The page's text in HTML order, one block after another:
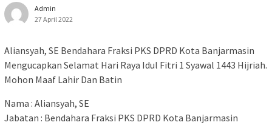
Admin
27 April 2022
Aliansyah, SE Bendahara Fraksi PKS DPRD Kota Banjarmasin
Mengucapkan Selamat Hari Raya Idul Fitri 1 Syawal 1443 Hijriah.
Mohon Maaf Lahir Dan Batin
Nama : Aliansyah, SE
Jabatan : Bendahara Fraksi PKS DPRD Kota Banjarmasin